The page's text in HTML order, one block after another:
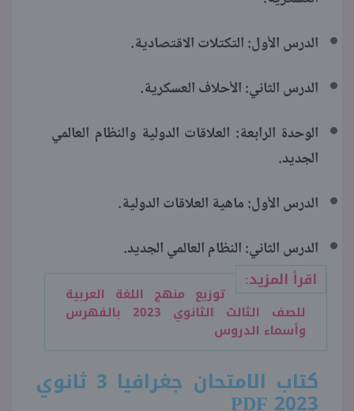
الدرس الأول: التكتلات الاقتصادية.
الدرس الثاني: الأحلاف العسكرية.
الوحدة الرابعة: العلاقات الدولية والنظام العالمي
الجديد.
الدرس الأول: ماهية العلاقات الدولية.
الدرس الثاني: النظام العالمي الجديد.
اقرأ المزيد:
توزيع منهج اللغة العربية
للصف الثالث الثانوي 2023 بالفهرس
وأسماء الدروس
كتاب الامتحان جغرافيا 3 ثانوي